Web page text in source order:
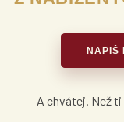
NAPIŠ
A chvátej. Než